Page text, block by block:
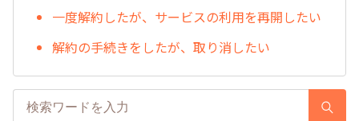
一度解約したが、サービスの利用を再開したい
解約の手続きをしたが、取り消したい